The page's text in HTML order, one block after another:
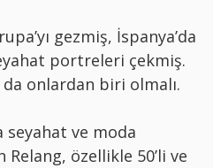
gezmiş, İspanya’da
portreleri çekmiş.
onlardan biri olmalı.
seyahat ve moda
özellikle 50’li ve